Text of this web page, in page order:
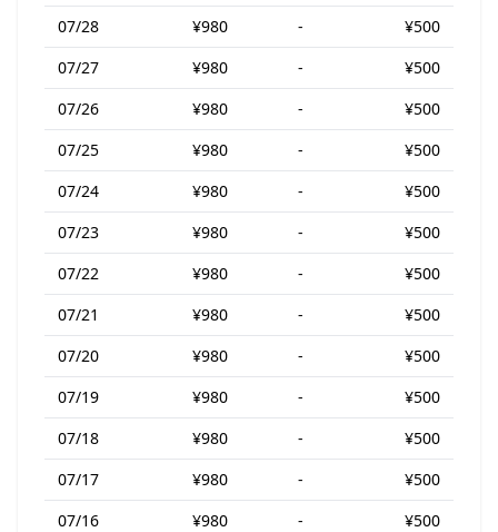
07/28 ¥980 -
¥500
07/27
¥980 -
¥500
07/26
¥980 -
¥500
07/25
¥980 -
¥500
07/24
¥980 -
¥500
07/23
¥980 -
¥500
07/22
¥980 -
¥500
07/21
¥980 -
¥500
07/20
¥980 -
¥500
07/19
¥980 -
¥500
07/18
¥980 -
¥500
07/17
¥980 -
¥500
07/16
¥980 -
¥500